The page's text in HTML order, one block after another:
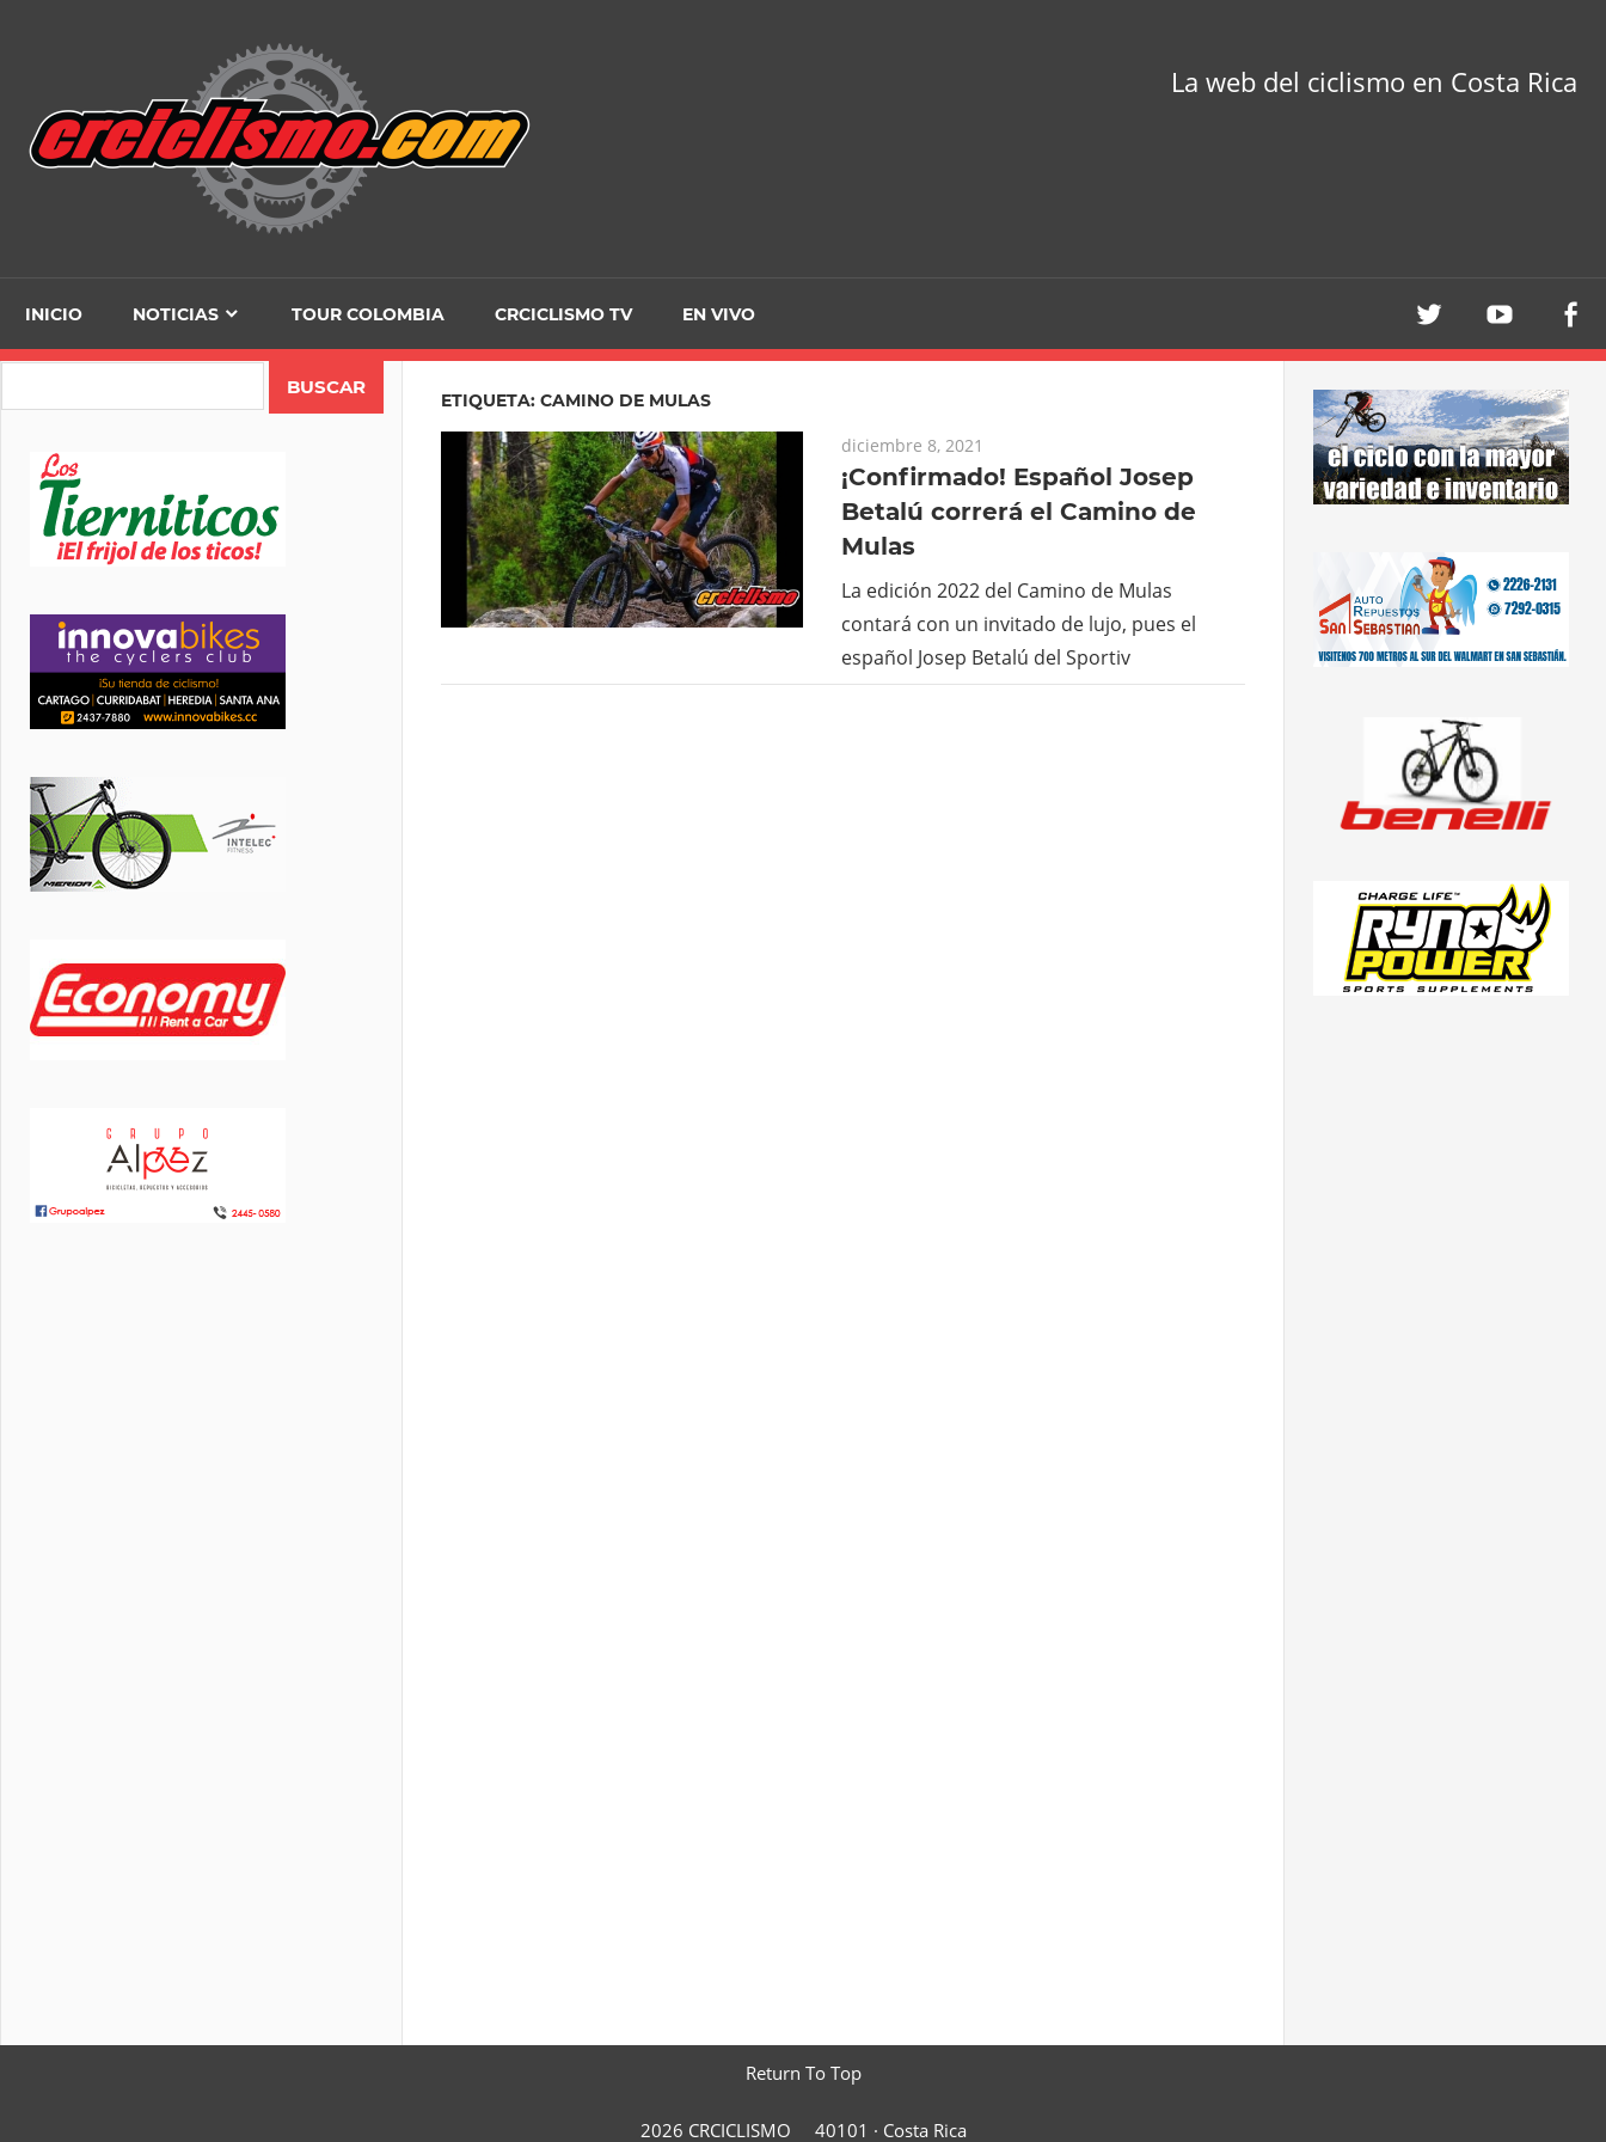
La web del ciclismo en Costa Rica
INICIO NOTICIAS TOUR COLOMBIA CRCICLISMO TV EN VIVO
ETIQUETA: CAMINO DE MULAS
diciembre 8, 2021
¡Confirmado! Español Josep
Betalú correrá el Camino de
Mulas
La edición 2022 del Camino de Mulas
contará con un invitado de lujo, pues el
español Josep Betalú del Sportiv
Return To Top
2026 CRCICLISMO 40101 · Costa Rica